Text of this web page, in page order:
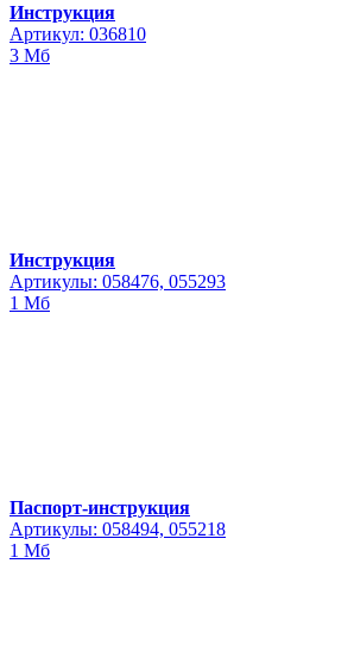
Инструкция
Артикул: 036810
3 Мб
Инструкция
Артикулы: 058476, 055293
1 Мб
Паспорт-инструкция
Артикулы: 058494, 055218
1 Мб